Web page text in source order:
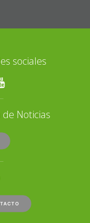
sociales
Noticias